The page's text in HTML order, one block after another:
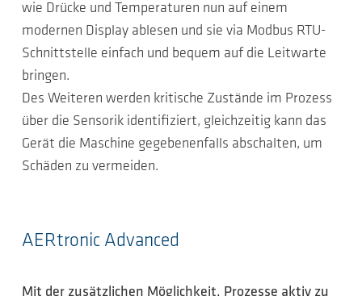
wie Drücke und Temperaturen nun auf einem
modernen Display ablesen und sie via Modbus RTU-
Schnittstelle einfach und bequem auf die Leitwarte
bringen.
Des Weiteren werden kritische Zustände im Prozess
über die Sensorik identifiziert, gleichzeitig kann das
Gerät die Maschine gegebenenfalls abschalten, um
Schäden zu vermeiden.
AERtronic Advanced
Mit der zusätzlichen Möglichkeit, Prozesse aktiv zu